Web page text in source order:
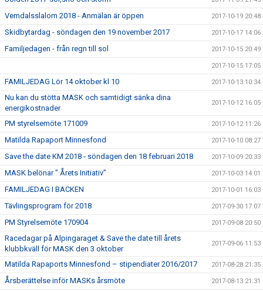
Vemdalsslalom 2018 - Anmälan är öppen 2017-10-19 20:48
Skidbytardag - söndagen den 19 november 2017 2017-10-17 14:06
Familjedagen - från regn till sol 2017-10-15 20:49
2017-10-15 17:05
FAMILJEDAG Lör 14 oktober kl 10 2017-10-13 10:34
Nu kan du stötta MASK och samtidigt sänka dina
energikostnader
2017-10-12 16:05
PM styrelsemöte 171009 2017-10-12 11:26
Matilda Rapaport Minnesfond 2017-10-10 08:27
Save the date KM 2018 - söndagen den 18 februari 2018 2017-10-09 20:33
MASK belönar ” Årets Initiativ” 2017-10-03 14:01
FAMILJEDAG I BACKEN 2017-10-01 16:03
Tävlingsprogram för 2018 2017-09-30 17:07
PM Styrelsemöte 170904 2017-09-08 20:50
Racedagar på Alpingaraget & Save the date till årets
klubbkväll för MASK den 3 oktober
2017-09-06 11:53
Matilda Rapaports Minnesfond – stipendiater 2016/2017 2017-08-28 21:35
Årsberättelse inför MASKs årsmöte 2017-08-13 21:31